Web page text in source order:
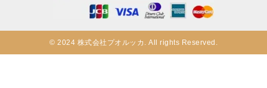
© 2024 株式会社プオルッカ. All rights Reserved.